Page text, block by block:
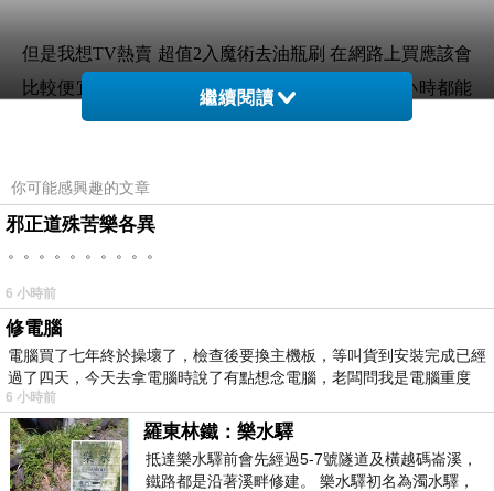
但是我想TV熱賣 超值2入魔術去油瓶刷 在網路上買應該會
比較便宜，TV熱賣 超值2入魔術去油瓶刷而且24小時都能
買，上網慢慢挑選，不用等店家開門也不用看店員臉色
想要購買TV熱賣 超值2入魔術去油瓶刷已經想很
多天了!也求助谷哥大神 發現TV熱賣 超值2入魔
術去油瓶刷的評價真的不錯想想哪裡買最便宜.心
得文.試用文.分享文行李箱/旅遊用品分享推薦.好
用.推薦.評價.熱銷.開箱文.優缺點比較
最後選擇在這購買TV熱賣 超值2入魔術去油瓶刷
的原因,是因為比較有保障,也不會遇到詐騙集團,
所以才選擇在這購入
繼續閱讀
你可能感興趣的文章
邪正道殊苦樂各異
。。。。。。。。。。
6 小時前
修電腦
電腦買了七年終於操壞了，檢查後要換主機板，等叫貨到安裝完成已經
過了四天，今天去拿電腦時說了有點想念電腦，老闆問我是電腦重度
6 小時前
羅東林鐵：樂水驛
抵達樂水驛前會先經過5-7號隧道及橫越碼崙溪，
鐵路都是沿著溪畔修建。 樂水驛初名為濁水驛，